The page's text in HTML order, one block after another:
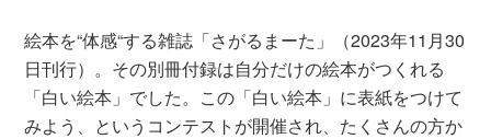
絵本を“体感“する雑誌「さがるまーた」（2023年11月30
日刊行）。その別冊付録は自分だけの絵本がつくれる
「白い絵本」でした。この「白い絵本」に表紙をつけて
みよう、というコンテストが開催され、たくさんの方か